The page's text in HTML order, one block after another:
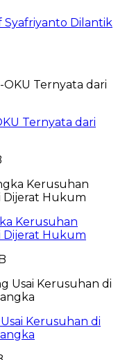
Syafriyanto Dilantik
Ternyata dari
Kerusuhan
Dijerat Hukum
Kerusuhan di